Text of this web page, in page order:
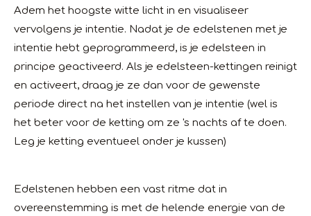
Adem het hoogste witte licht in en visualiseer
vervolgens je intentie. Nadat je de edelstenen met je
intentie hebt geprogrammeerd, is je edelsteen in
principe geactiveerd. Als je edelsteen-kettingen reinigt
en activeert, draag je ze dan voor de gewenste
periode direct na het instellen van je intentie (wel is
het beter voor de ketting om ze 's nachts af te doen.
Leg je ketting eventueel onder je kussen)
Edelstenen hebben een vast ritme dat in
overeenstemming is met de helende energie van de